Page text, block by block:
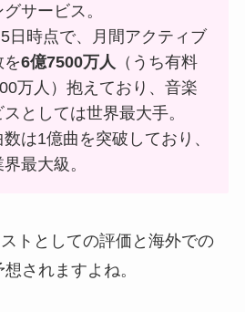
サービス。
日時点で、月間アクティブ
を6億7500万人
（うち有料
万人）抱えており、音楽
としては世界最大手。
は1億曲を突破しており、
最大級。
トとしての評価と海外での
されますよね。